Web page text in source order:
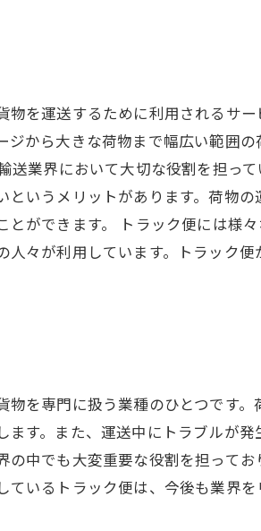
物を運送するために利用されるサ
ジから大きな荷物まで幅広い範囲
送業界において大切な役割を担っ
というメリットがあります。荷物
とができます。 トラック便には様
人々が利用しています。トラック
物を専門に扱う業種のひとつです
ます。また、運送中にトラブルが
の中でも大変重要な役割を担って
ているトラック便は、今後も業界を